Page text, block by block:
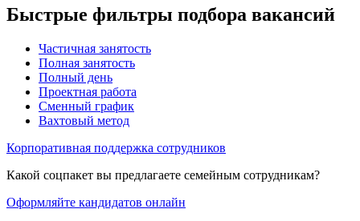
Быстрые фильтры подбора вакансий
Частичная занятость
Полная занятость
Полный день
Проектная работа
Сменный график
Вахтовый метод
Корпоративная поддержка сотрудников
Какой соцпакет вы предлагаете семейным сотрудникам?
Оформляйте кандидатов онлайн